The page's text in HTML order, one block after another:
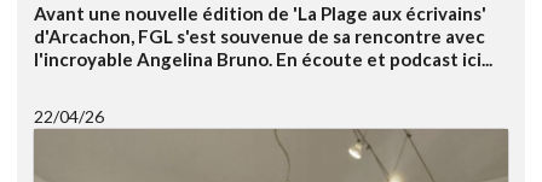
Avant une nouvelle édition de 'La Plage aux écrivains'
d'Arcachon, FGL s'est souvenue de sa rencontre avec
l'incroyable Angelina Bruno. En écoute et podcast ici...
22/04/26